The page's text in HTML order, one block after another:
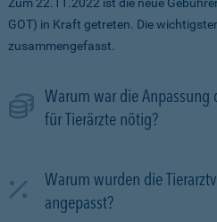
GOT) in Kraft getreten. Die
zusammengefasst.
Warum war die Anpassung
für Tierärzte nötig?
Warum wurden die
angepasst?